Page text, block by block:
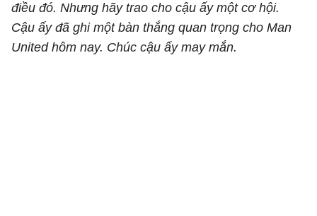
điều đó. Nhưng hãy trao cho cậu ấy một cơ hội.
Cậu ấy đã ghi một bàn thắng quan trọng cho Man
United hôm nay. Chúc cậu ấy may mắn.